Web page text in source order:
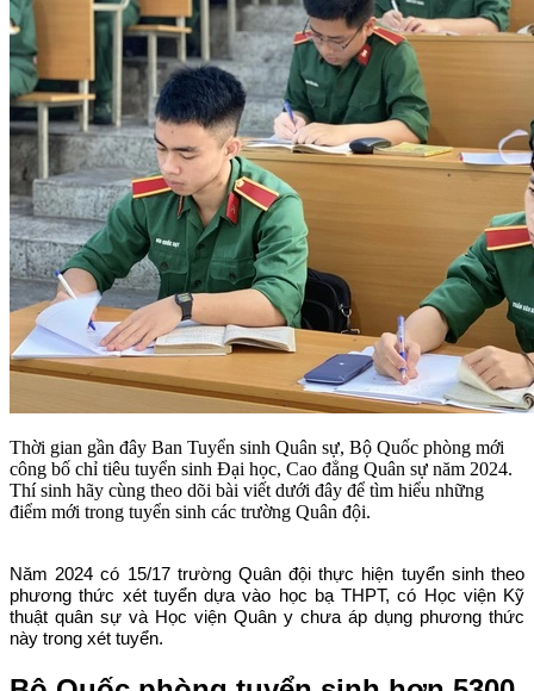
Thời gian gần đây Ban Tuyển sinh Quân sự, Bộ Quốc phòng mới
công bố chỉ tiêu tuyển sinh Đại học, Cao đẳng Quân sự năm 2024.
Thí sinh hãy cùng theo dõi bài viết dưới đây để tìm hiểu những
điểm mới trong tuyển sinh các trường Quân đội.
Năm 2024 có 15/17 trường Quân đội thực hiện tuyển sinh theo
phương thức xét tuyển dựa vào học bạ THPT, có Học viện Kỹ
thuật quân sự và Học viện Quân y chưa áp dụng phương thức
này trong xét tuyển.